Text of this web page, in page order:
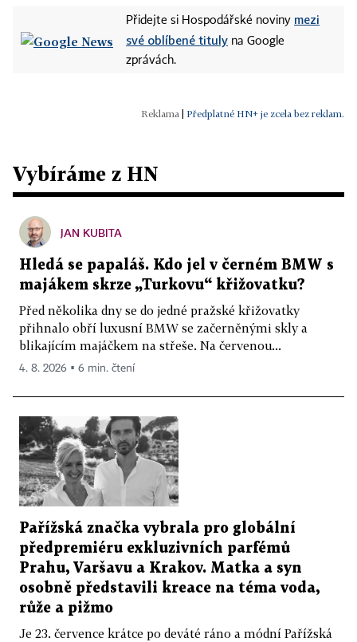
Přidejte si Hospodářské noviny mezi
své oblíbené tituly na Google
zprávách.
Předplatné HN+ je zcela bez reklam.
Vybíráme z HN
JAN KUBITA
Hledá se papaláš. Kdo jel v černém BMW s
majákem skrze „Turkovu“ křižovatku?
Před několika dny se do jedné pražské křižovatky
přihnalo obří luxusní BMW se začerněnými skly a
blikajícím majáčkem na střeše. Na červenou...
4. 8. 2026 ▪ 6 min. čtení
Pařížská značka vybrala pro globální
předpremiéru exkluzivních parfémů
Prahu, Varšavu a Krakov. Matka a syn
osobně představili kreace na téma voda,
růže a pižmo
Je 23. července krátce po deváté ráno a módní Pařížská